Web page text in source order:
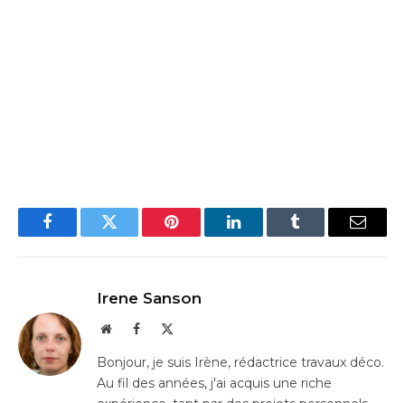
FacebookTwitter Pinterest LinkedInTumblr Email
Irene Sanson
WebsiteFacebook
Bonjour, je suis Irène, rédactrice travaux déco.
Au fil des années, j'ai acquis une riche